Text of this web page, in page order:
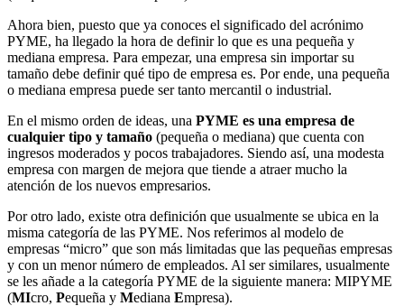
Ahora bien, puesto que ya conoces el significado del acrónimo
PYME, ha llegado la hora de definir lo que es una pequeña y
mediana empresa. Para empezar, una empresa sin importar su
tamaño debe definir qué tipo de empresa es. Por ende, una pequeña
o mediana empresa puede ser tanto mercantil o industrial.
En el mismo orden de ideas, una PYME es una empresa de
cualquier tipo y tamaño (pequeña o mediana) que cuenta con
ingresos moderados y pocos trabajadores. Siendo así, una modesta
empresa con margen de mejora que tiende a atraer mucho la
atención de los nuevos empresarios.
Por otro lado, existe otra definición que usualmente se ubica en la
misma categoría de las PYME. Nos referimos al modelo de
empresas “micro” que son más limitadas que las pequeñas empresas
y con un menor número de empleados. Al ser similares, usualmente
se les añade a la categoría PYME de la siguiente manera: MIPYME
(MIcro, Pequeña y Mediana Empresa).